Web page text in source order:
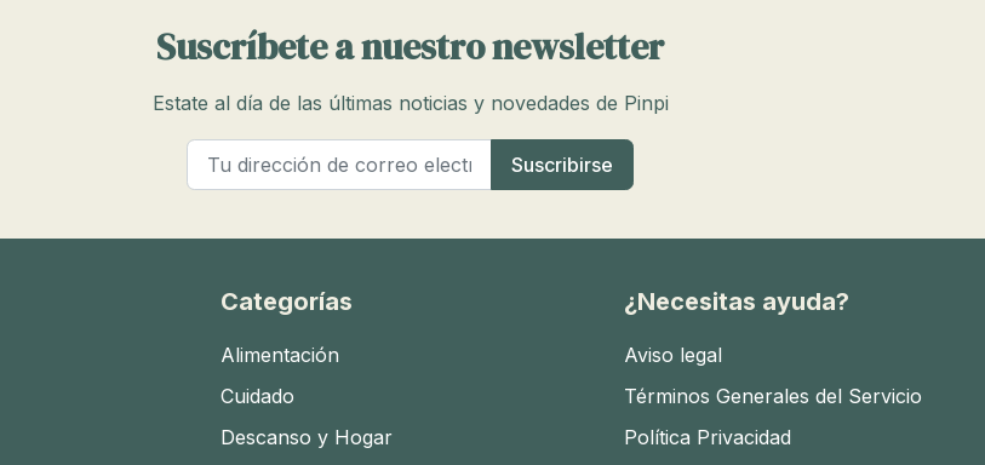
Suscríbete a nuestro newsletter
Estate al día de las últimas noticias y novedades de Pinpi
Categorías
Alimentación
Cuidado
Descanso y Hogar
¿Necesitas ayuda?
Aviso legal
Términos Generales del Servicio
Política Privacidad